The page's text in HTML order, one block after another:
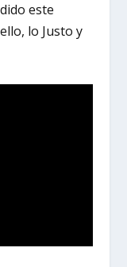
este
lo Justo y